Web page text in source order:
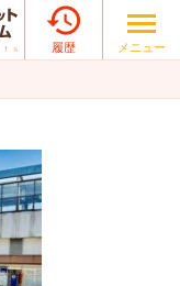

履歴 メニュー